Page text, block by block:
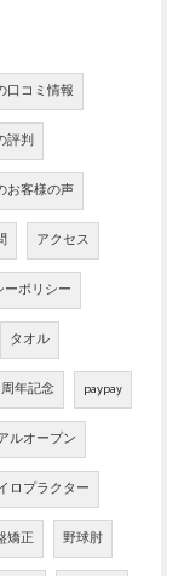
口コミ情報
評判
お客様の声
アクセス
ーポリシー
タオル
周年記念 paypay
ルオープン
ロプラクター
矯正 野球肘